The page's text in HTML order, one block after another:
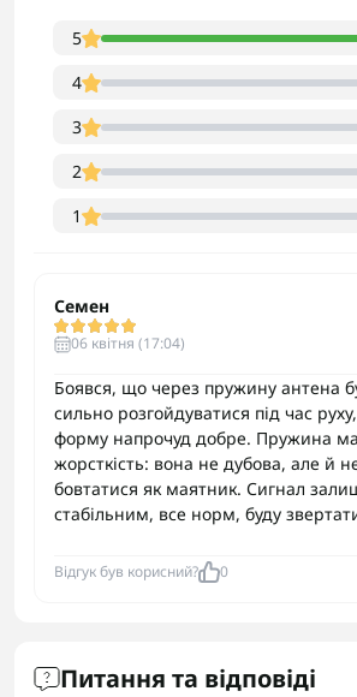
5
4
3
2
1
Семен
06 квітня (17:04)
Боявся, що через пружину антена
сильно розгойдуватися під час
форму напрочуд добре. Пружина
жорсткість: вона не дубова, але й
бовтатися як маятник. Сигнал
стабільним, все норм, буду
Відгук був корисний? 0
Питання та відповіді